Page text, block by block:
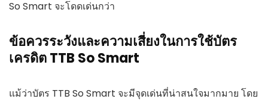
So Smart จะโดดเด่นกว่า
ข้อควรระวังและความเสี่ยงในการใช้บัตร
เครดิต TTB So Smart
แม้ว่าบัตร TTB So Smart จะมีจุดเด่นที่น่าสนใจมากมาย โดย